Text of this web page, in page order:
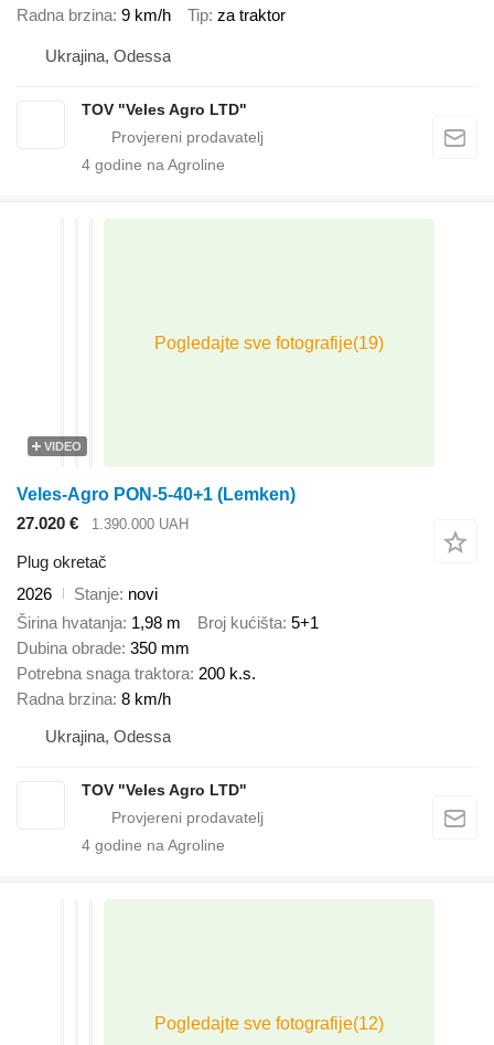
Radna brzina 9 km/h Tip za traktor
Ukrajina, Odessa
TOV "Veles Agro LTD"
4 godine na Agroline
VIDEO
Veles-Agro PON-5-40+1 (Lemken)
27.020 €
1.390.000 UAH
Plug okretač
2026
Stanje novi
Širina hvatanja 1,98 m Broj kućišta 5+1
Dubina obrade 350 mm
Potrebna snaga traktora 200 k.s.
Radna brzina 8 km/h
Ukrajina, Odessa
TOV "Veles Agro LTD"
4 godine na Agroline